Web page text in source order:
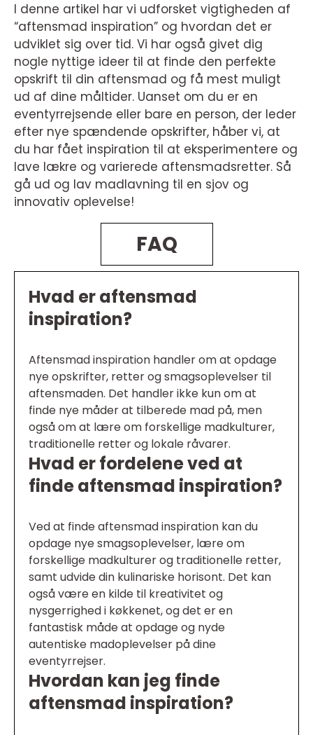
I denne artikel har vi udforsket vigtigheden af
“aftensmad inspiration” og hvordan det er
udviklet sig over tid. Vi har også givet dig
nogle nyttige ideer til at finde den perfekte
opskrift til din aftensmad og få mest muligt
ud af dine måltider. Uanset om du er en
eventyrrejsende eller bare en person, der leder
efter nye spændende opskrifter, håber vi, at
du har fået inspiration til at eksperimentere og
lave lækre og varierede aftensmadsretter. Så
gå ud og lav madlavning til en sjov og
innovativ oplevelse!
FAQ
Hvad er aftensmad
inspiration?
Aftensmad inspiration handler om at opdage
nye opskrifter, retter og smagsoplevelser til
aftensmaden. Det handler ikke kun om at
finde nye måder at tilberede mad på, men
også om at lære om forskellige madkulturer,
traditionelle retter og lokale råvarer.
Hvad er fordelene ved at
finde aftensmad inspiration?
Ved at finde aftensmad inspiration kan du
opdage nye smagsoplevelser, lære om
forskellige madkulturer og traditionelle retter,
samt udvide din kulinariske horisont. Det kan
også være en kilde til kreativitet og
nysgerrighed i køkkenet, og det er en
fantastisk måde at opdage og nyde
autentiske madoplevelser på dine
eventyrrejser.
Hvordan kan jeg finde
aftensmad inspiration?